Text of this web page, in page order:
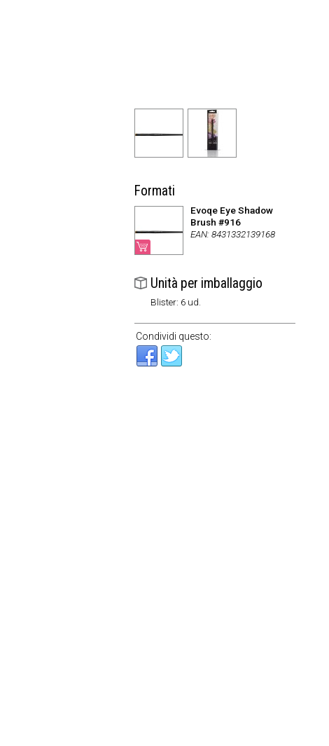
Formati
Evoqe Eye Shadow
Brush #916
EAN: 8431332139168
Unità per imballaggio
Blister: 6 ud.
Condividi questo: